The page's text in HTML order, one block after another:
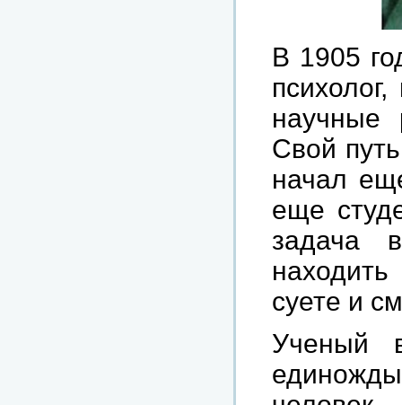
В 1905
научные
Свой
начал
еще
задача
суете и
Ученый